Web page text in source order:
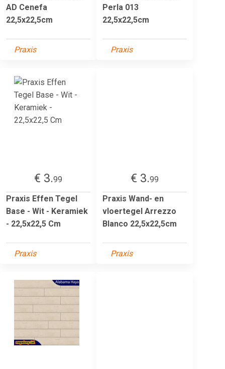
AD Cenefa
22,5x22,5cm
Praxis
Perla 013
22,5x22,5cm
Praxis
€ 3.99
Praxis Effen Tegel
Base - Wit - Keramiek
- 22,5x22,5 Cm
Praxis
€ 3.99
Praxis Wand- en
vloertegel Arrezzo
Blanco 22,5x22,5cm
Praxis